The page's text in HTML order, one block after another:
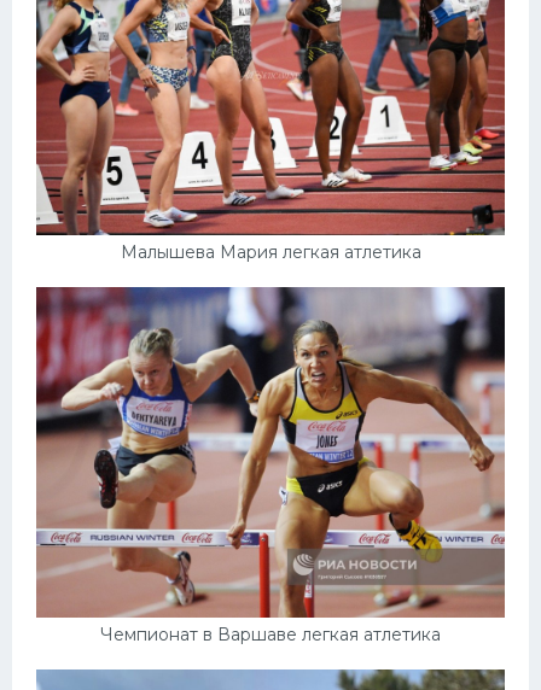
Малышева Мария легкая атлетика
Чемпионат в Варшаве легкая атлетика